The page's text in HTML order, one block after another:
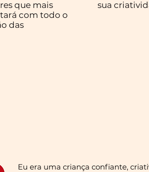
que mais
com todo o
das
sua
Eu era uma criança confiante,